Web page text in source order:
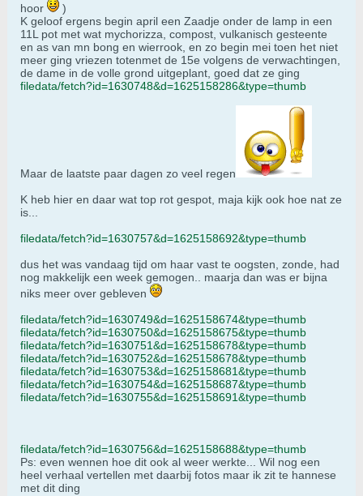
hoor
)
K geloof ergens begin april een Zaadje onder de lamp in een
11L pot met wat mychorizza, compost, vulkanisch gesteente
en as van mn bong en wierrook, en zo begin mei toen het niet
meer ging vriezen totenmet de 15e volgens de verwachtingen,
de dame in de volle grond uitgeplant, goed dat ze ging
filedata/fetch?id=1630748&d=1625158286&type=thumb
Maar de laatste paar dagen zo veel regen
K heb hier en daar wat top rot gespot, maja kijk ook hoe nat ze
is...
filedata/fetch?id=1630757&d=1625158692&type=thumb
dus het was vandaag tijd om haar vast te oogsten, zonde, had
nog makkelijk een week gemogen.. maarja dan was er bijna
niks meer over gebleven
filedata/fetch?id=1630749&d=1625158674&type=thumb
filedata/fetch?id=1630750&d=1625158675&type=thumb
filedata/fetch?id=1630751&d=1625158678&type=thumb
filedata/fetch?id=1630752&d=1625158678&type=thumb
filedata/fetch?id=1630753&d=1625158681&type=thumb
filedata/fetch?id=1630754&d=1625158687&type=thumb
filedata/fetch?id=1630755&d=1625158691&type=thumb
filedata/fetch?id=1630756&d=1625158688&type=thumb
Ps: even wennen hoe dit ook al weer werkte... Wil nog een
heel verhaal vertellen met daarbij fotos maar ik zit te hannese
met dit ding